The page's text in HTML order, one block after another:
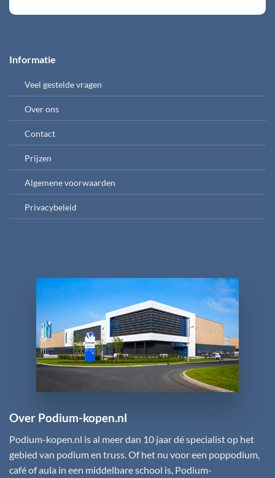
Informatie
Veel gestelde vragen
Over ons
Contact
Prijzen
Algemene voorwaarden
Privacybeleid
Over Podium-kopen.nl
Podium-kopen.nl is al meer dan 10 jaar dé specialist op het
gebied van podium en truss. Of het nu voor een poppodium,
café of aula in een middelbare school is, Podium-